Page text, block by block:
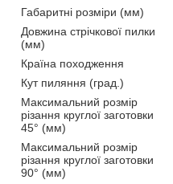
Габаритні розміри (мм)
Довжина стрічкової пилки
(мм)
Країна походження
Кут пиляння (град.)
Максимальний розмір
різання круглої заготовки
45° (мм)
Максимальний розмір
різання круглої заготовки
90° (мм)